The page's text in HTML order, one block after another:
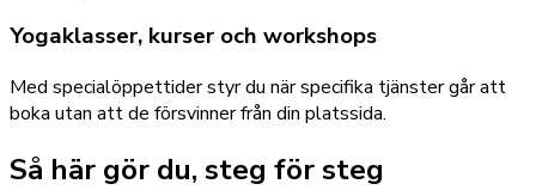
Yogaklasser, kurser och workshops
Med specialöppettider styr du när specifika tjänster går att
boka utan att de försvinner från din platssida.
Så här gör du, steg för steg